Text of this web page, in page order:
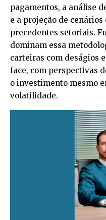
pagamentos, a análise
e a projeção de
precedentes setoriais.
dominam essa
carteiras com deságios
face, com perspectivas
o investimento mesmo
volatilidade.